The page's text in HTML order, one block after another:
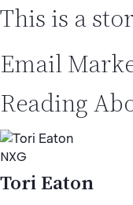
This is a
Email
Reading
NXG
Tori Eaton